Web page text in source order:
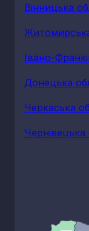
Вінницька
Івано-
Донецька
Черкаська
Чернівецька